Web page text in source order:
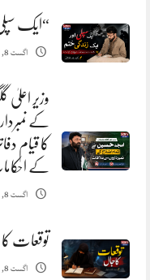
“ایک سپلی
اگست 8, 2026
وزیر
کے
کا قیام
کے
اگست 8, 2026
توقعات
اگست 8, 2026